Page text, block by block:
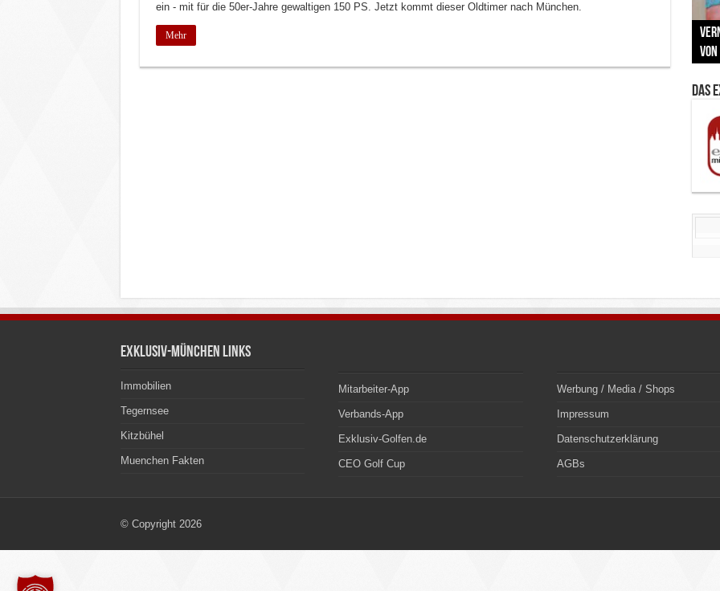
ein - mit für die 50er-Jahre gewaltigen 150 PS. Jetzt kommt dieser Oldtimer nach München.
Mehr
Zu
Das
Exklusiv-München Links
Immobilien
Tegernsee
Kitzbühel
Muenchen Fakten
Mitarbeiter-App
Verbands-App
Exklusiv-Golfen.de
CEO Golf Cup
Werbung / Media / Shops
Impressum
Datenschutzerklärung
AGBs
© Copyright 2026